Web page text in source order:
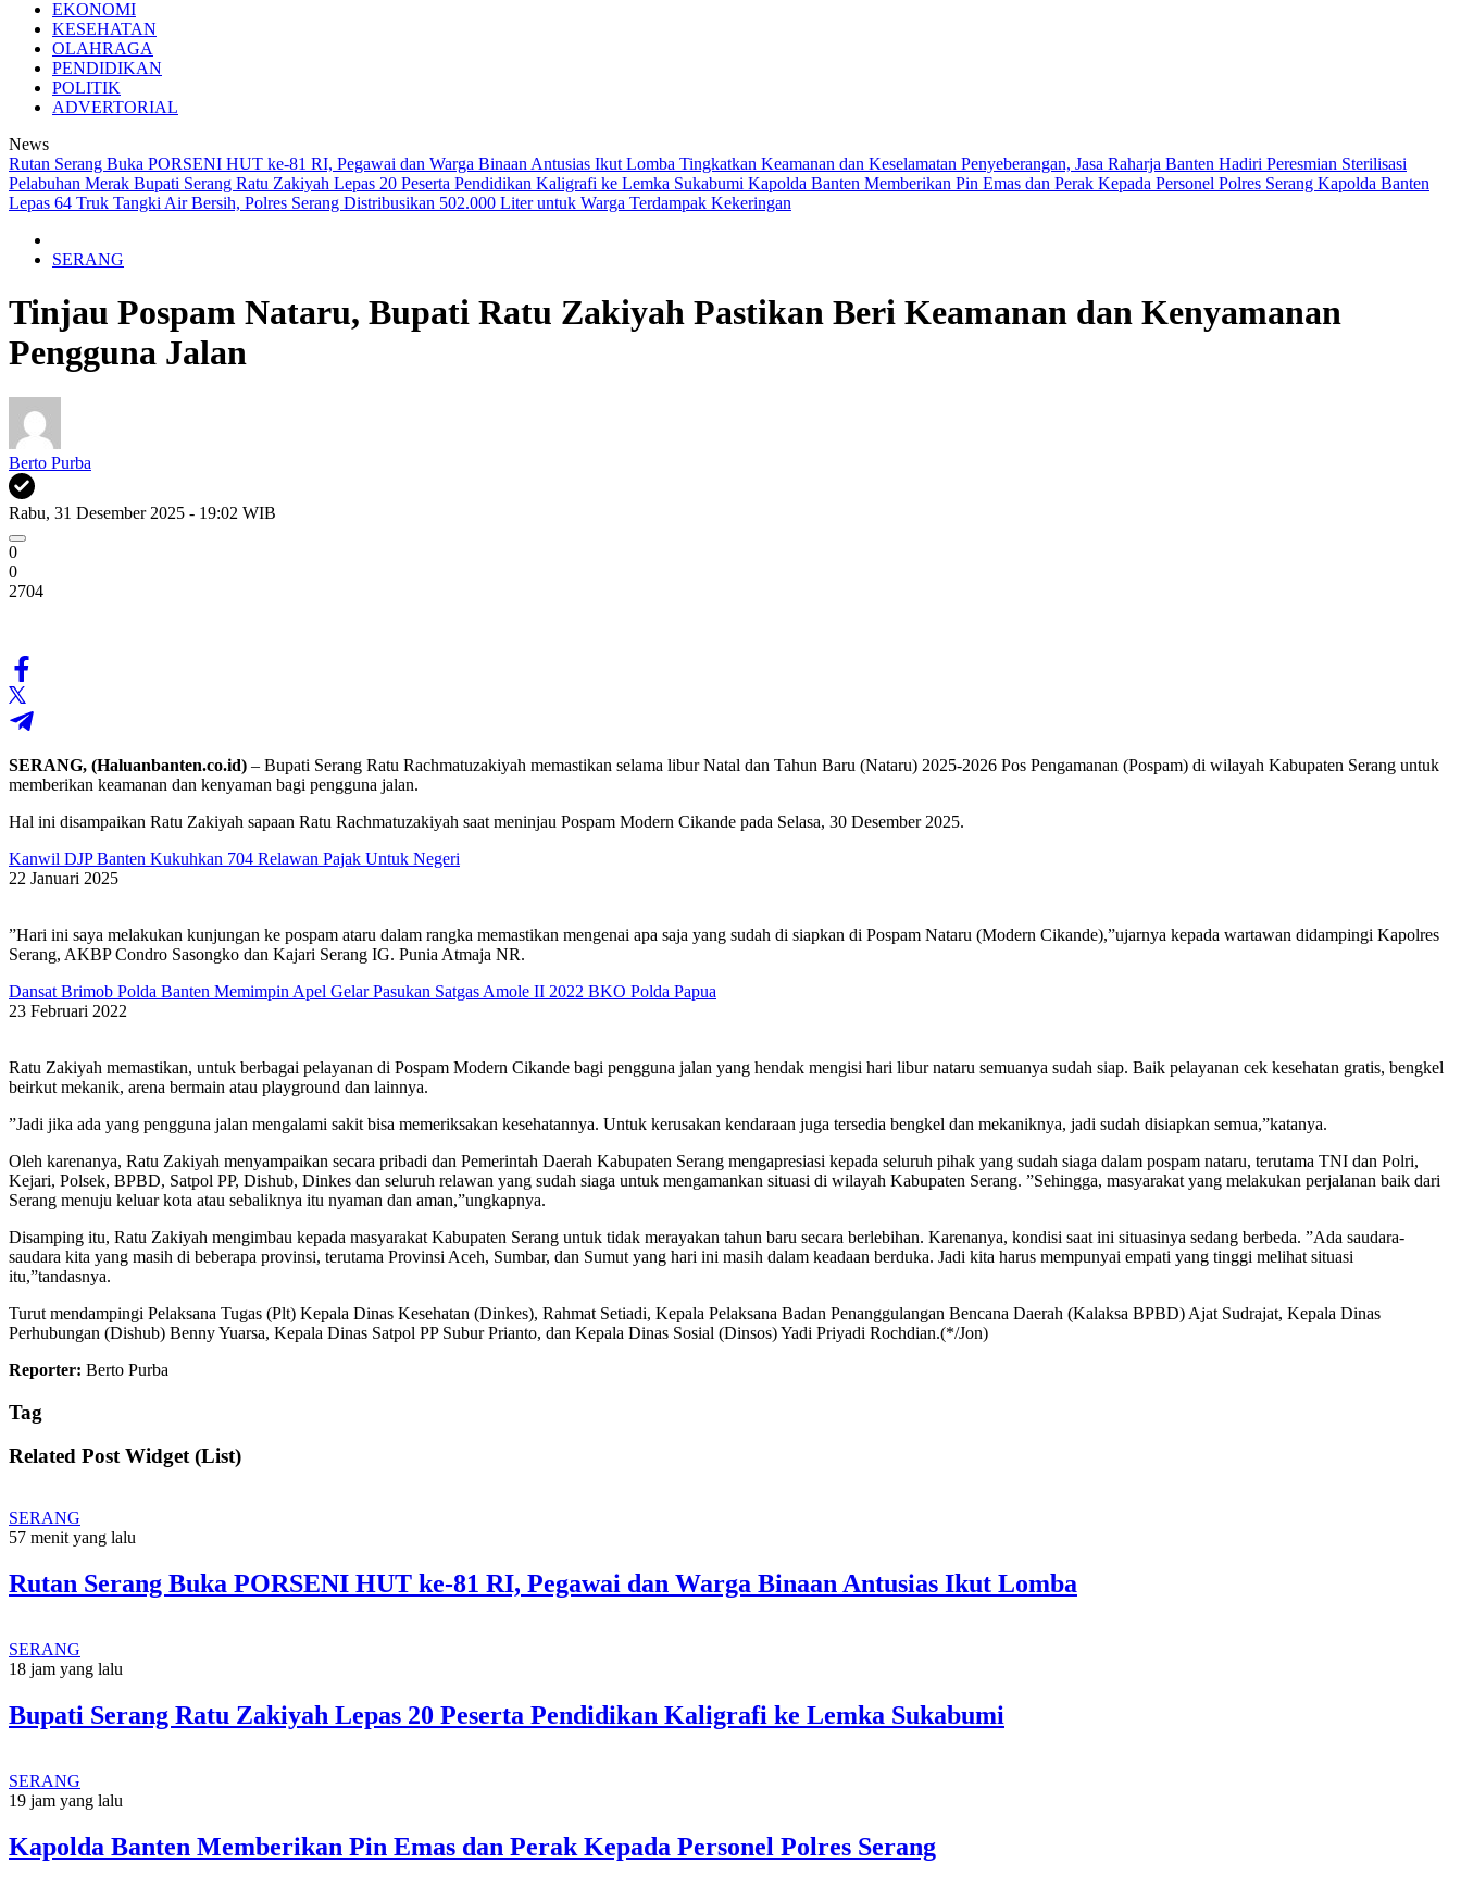
EKONOMI
KESEHATAN
OLAHRAGA
PENDIDIKAN
POLITIK
ADVERTORIAL
News
Rutan Serang Buka PORSENI HUT ke-81 RI, Pegawai dan Warga Binaan Antusias Ikut Lomba Tingkatkan Keamanan dan Keselamatan Penyeberangan, Jasa Raharja Banten Hadiri Peresmian Sterilisasi
Pelabuhan Merak Bupati Serang Ratu Zakiyah Lepas 20 Peserta Pendidikan Kaligrafi ke Lemka Sukabumi Kapolda Banten Memberikan Pin Emas dan Perak Kepada Personel Polres Serang Kapolda Banten
Lepas 64 Truk Tangki Air Bersih, Polres Serang Distribusikan 502.000 Liter untuk Warga Terdampak Kekeringan
SERANG
Tinjau Pospam Nataru, Bupati Ratu Zakiyah Pastikan Beri Keamanan dan Kenyamanan
Pengguna Jalan
Berto Purba
Rabu, 31 Desember 2025 - 19:02 WIB
0
0
2704
SERANG, (Haluanbanten.co.id) – Bupati Serang Ratu Rachmatuzakiyah memastikan selama libur Natal dan Tahun Baru (Nataru) 2025-2026 Pos Pengamanan (Pospam) di wilayah Kabupaten Serang untuk
memberikan keamanan dan kenyaman bagi pengguna jalan.
Hal ini disampaikan Ratu Zakiyah sapaan Ratu Rachmatuzakiyah saat meninjau Pospam Modern Cikande pada Selasa, 30 Desember 2025.
Kanwil DJP Banten Kukuhkan 704 Relawan Pajak Untuk Negeri
22 Januari 2025
”Hari ini saya melakukan kunjungan ke pospam ataru dalam rangka memastikan mengenai apa saja yang sudah di siapkan di Pospam Nataru (Modern Cikande),”ujarnya kepada wartawan didampingi Kapolres
Serang, AKBP Condro Sasongko dan Kajari Serang IG. Punia Atmaja NR.
Dansat Brimob Polda Banten Memimpin Apel Gelar Pasukan Satgas Amole II 2022 BKO Polda Papua
23 Februari 2022
Ratu Zakiyah memastikan, untuk berbagai pelayanan di Pospam Modern Cikande bagi pengguna jalan yang hendak mengisi hari libur nataru semuanya sudah siap. Baik pelayanan cek kesehatan gratis, bengkel
beirkut mekanik, arena bermain atau playground dan lainnya.
”Jadi jika ada yang pengguna jalan mengalami sakit bisa memeriksakan kesehatannya. Untuk kerusakan kendaraan juga tersedia bengkel dan mekaniknya, jadi sudah disiapkan semua,”katanya.
Oleh karenanya, Ratu Zakiyah menyampaikan secara pribadi dan Pemerintah Daerah Kabupaten Serang mengapresiasi kepada seluruh pihak yang sudah siaga dalam pospam nataru, terutama TNI dan Polri,
Kejari, Polsek, BPBD, Satpol PP, Dishub, Dinkes dan seluruh relawan yang sudah siaga untuk mengamankan situasi di wilayah Kabupaten Serang. ”Sehingga, masyarakat yang melakukan perjalanan baik dari
Serang menuju keluar kota atau sebaliknya itu nyaman dan aman,”ungkapnya.
Disamping itu, Ratu Zakiyah mengimbau kepada masyarakat Kabupaten Serang untuk tidak merayakan tahun baru secara berlebihan. Karenanya, kondisi saat ini situasinya sedang berbeda. ”Ada saudara-
saudara kita yang masih di beberapa provinsi, terutama Provinsi Aceh, Sumbar, dan Sumut yang hari ini masih dalam keadaan berduka. Jadi kita harus mempunyai empati yang tinggi melihat situasi
itu,”tandasnya.
Turut mendampingi Pelaksana Tugas (Plt) Kepala Dinas Kesehatan (Dinkes), Rahmat Setiadi, Kepala Pelaksana Badan Penanggulangan Bencana Daerah (Kalaksa BPBD) Ajat Sudrajat, Kepala Dinas
Perhubungan (Dishub) Benny Yuarsa, Kepala Dinas Satpol PP Subur Prianto, dan Kepala Dinas Sosial (Dinsos) Yadi Priyadi Rochdian.(*/Jon)
Reporter: Berto Purba
Tag
Related Post Widget (List)
SERANG
57 menit yang lalu
Rutan Serang Buka PORSENI HUT ke-81 RI, Pegawai dan Warga Binaan Antusias Ikut Lomba
SERANG
18 jam yang lalu
Bupati Serang Ratu Zakiyah Lepas 20 Peserta Pendidikan Kaligrafi ke Lemka Sukabumi
SERANG
19 jam yang lalu
Kapolda Banten Memberikan Pin Emas dan Perak Kepada Personel Polres Serang